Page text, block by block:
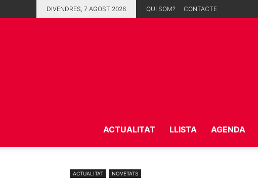
DIVENDRES, 7 AGOST 2026 QUI SOM? CONTACTE
ACTUALITAT LLISTA AGENDA
ACTUALITAT NOVETATS